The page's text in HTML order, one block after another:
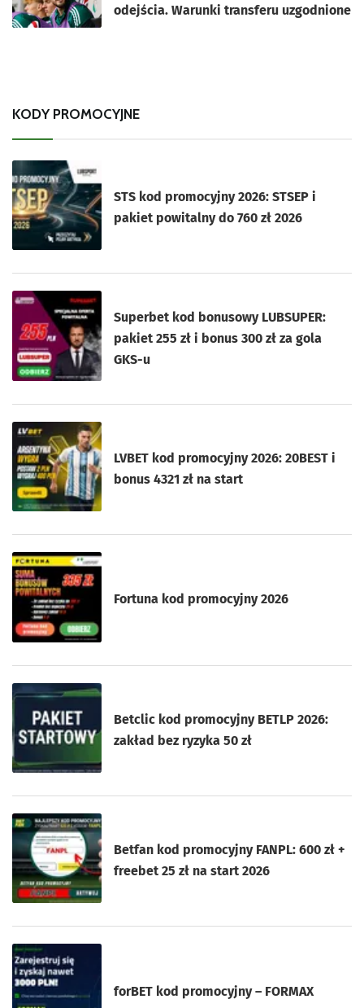
odejścia. Warunki transferu uzgodnione
KODY PROMOCYJNE
STS kod promocyjny 2026: STSEP i
pakiet powitalny do 760 zł 2026
Superbet kod bonusowy LUBSUPER:
pakiet 255 zł i bonus 300 zł za gola
GKS-u
LVBET kod promocyjny 2026: 20BEST i
bonus 4321 zł na start
Fortuna kod promocyjny 2026
Betclic kod promocyjny BETLP 2026:
zakład bez ryzyka 50 zł
Betfan kod promocyjny FANPL: 600 zł +
freebet 25 zł na start 2026
forBET kod promocyjny – FORMAX